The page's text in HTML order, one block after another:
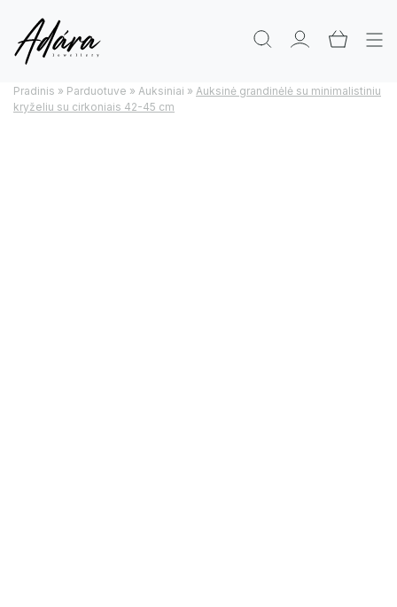
Pradinis » Parduotuve » Auksiniai » Auksinė grandinėlė su minimalistiniu
kryželiu su cirkoniais 42-45 cm